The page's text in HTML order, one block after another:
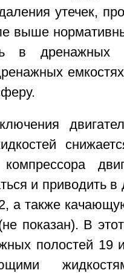
утечек,
выше
в дренажных
и приводить
а также
показан). В
полостей 19